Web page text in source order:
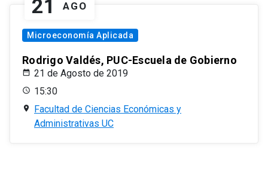
21 AGO
Microeconomía Aplicada
Rodrigo Valdés, PUC-Escuela de Gobierno
21 de Agosto de 2019
15:30
Facultad de Ciencias Económicas y
Administrativas UC